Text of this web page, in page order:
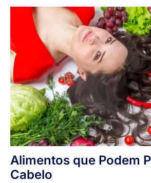
Alimentos que Podem
Cabelo